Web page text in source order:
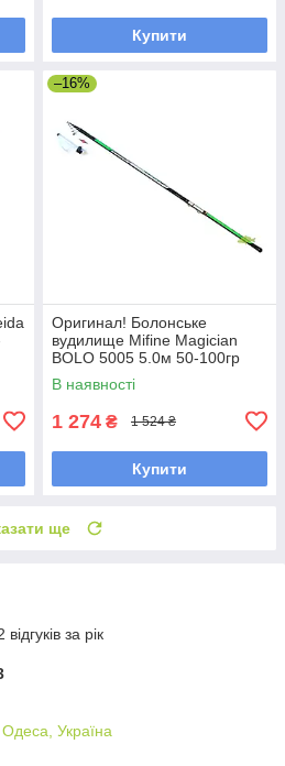
Купити
–16%
Оригинал! Болонське
вудилище Mifine Magician
BOLO 5005 5.0м 50-100гр
(10319), вудилище під
боковий кивок
В наявності
1 274 ₴ 1 524 ₴
Купити
ще
за рік
Україна